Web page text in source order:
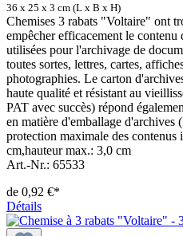
36 x 25 x 3 cm (L x B x H)
Chemises 3 rabats "Voltaire" ont
empêcher efficacement le contenu
utilisées pour l'archivage de
toutes sortes, lettres, cartes,
photographies. Le carton
haute qualité et résistant au
PAT avec succès) répond
en matière d'emballage
protection maximale des contenus
cm,hauteur max.: 3,0 cm
Art.-Nr.: 65533
de 0,92 €*
Détails